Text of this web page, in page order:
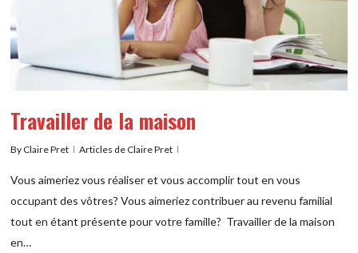
Travailler de la maison
By Claire Pret Articles de Claire Pret
Vous aimeriez vous réaliser et vous accomplir tout en vous
occupant des vôtres? Vous aimeriez contribuer au revenu familial
tout en étant présente pour votre famille? Travailler de la maison
en…